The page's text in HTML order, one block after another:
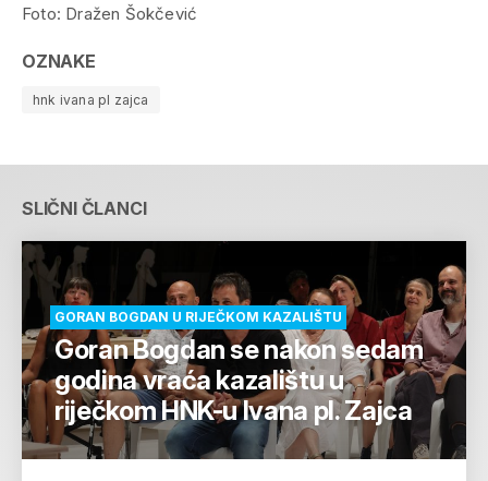
Foto: Dražen Šokčević
OZNAKE
hnk ivana pl zajca
SLIČNI ČLANCI
GORAN BOGDAN U RIJEČKOM KAZALIŠTU
Goran Bogdan se nakon sedam
godina vraća kazalištu u
riječkom HNK-u Ivana pl. Zajca